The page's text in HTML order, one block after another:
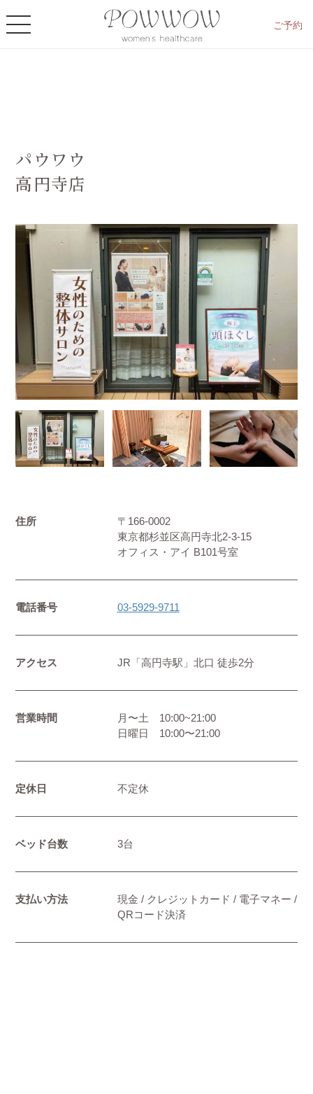
ご予約
パウワウ
高円寺店
住所
〒166-0002
東京都杉並区高円寺北2-3-15
オフィス・アイ B101号室
電話番号 03-5929-9711
アクセス JR「高円寺駅」北口 徒歩2分
営業時間
月〜土 10:00~21:00
日曜日 10:00〜21:00
定休日 不定休
ベッド台数 3台
支払い方法
現金 / クレジットカード / 電子マネー /
QRコード決済